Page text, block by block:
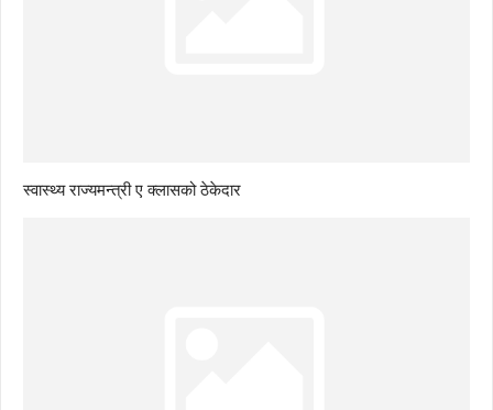
स्वास्थ्य राज्यमन्त्री ए क्लासको ठेकेदार